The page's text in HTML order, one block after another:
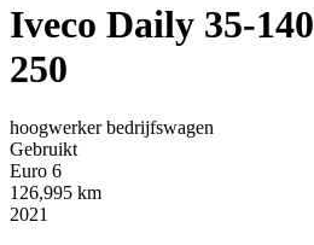
Iveco Daily 35-
250
hoogwerker bedrijfswagen
Gebruikt
Euro 6
126,995 km
2021